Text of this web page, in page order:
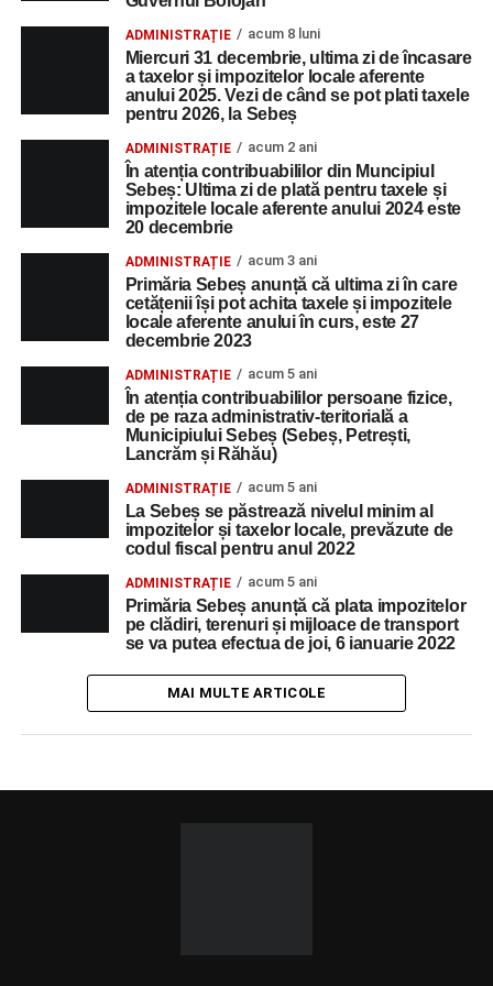
ADMINISTRAȚIE acum 8 luni
Miercuri 31 decembrie, ultima zi de încasare
a taxelor și impozitelor locale aferente
anului 2025. Vezi de când se pot plati taxele
pentru 2026, la Sebeș
ADMINISTRAȚIE acum 2 ani
În atenția contribuabililor din Muncipiul
Sebeș: Ultima zi de plată pentru taxele și
impozitele locale aferente anului 2024 este
20 decembrie
ADMINISTRAȚIE acum 3 ani
Primăria Sebeș anunță că ultima zi în care
cetățenii își pot achita taxele și impozitele
locale aferente anului în curs, este 27
decembrie 2023
ADMINISTRAȚIE acum 5 ani
În atenția contribuabililor persoane fizice,
de pe raza administrativ-teritorială a
Municipiului Sebeș (Sebeș, Petrești,
Lancrăm și Răhău)
ADMINISTRAȚIE acum 5 ani
La Sebeș se păstrează nivelul minim al
impozitelor și taxelor locale, prevăzute de
codul fiscal pentru anul 2022
ADMINISTRAȚIE acum 5 ani
Primăria Sebeș anunță că plata impozitelor
pe clădiri, terenuri și mijloace de transport
se va putea efectua de joi, 6 ianuarie 2022
MAI MULTE ARTICOLE